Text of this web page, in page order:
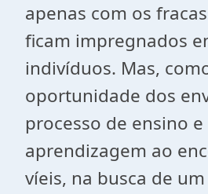
apenas com os
ficam impregnados
indivíduos. Mas,
oportunidade dos
processo de ensino e
aprendizagem ao
víeis, na busca de